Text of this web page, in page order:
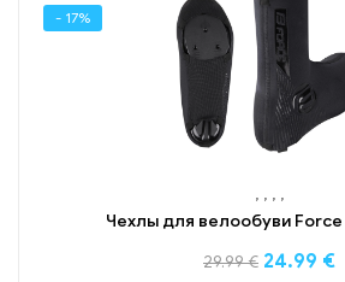
- 17%
, , , ,
Чехлы для велообуви
29.99€ 24.99 €